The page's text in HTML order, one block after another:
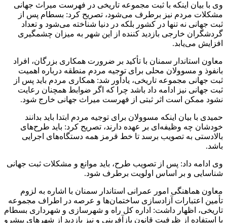
وی با بیان اینکه با ثبت مجموعه تاریخی در فهرست میراث جهانی
مشکلات مردم نیز برطرف می‌شود، تصریح کرد: بسطام پس از
ثبت جهانی نه تنها در کشور بلکه در دنیا شناخته می‌شود و تعداد
گردشگران خارجی بازدید کننده از این شهر به میزان چشمگیری
افزایش می‌یابد.
معاون استاندار سمنان با تأکید بر ضرورت همکاری بزرگان، افراد
بانفوذ و مسوولان محلی برای توجیه مردم منطقه درباره اهمیت
ثبت جهانی مجموعه تاریخی، یادآور شد: همکاری مردم باید پس از
ثبت جهانی نیز ادامه داد باشد چرا که اگر ضوابط همچنان رعایت
نشود ممکن است اثر ثبتی از فهرست میراث جهانی خارج شود.
حمیدی با بیان اینکه مسوولان برای توجیه مردم ابتدا باید بدانند
خودشان چه وظیفه‌ای بر عهده دارند، تصریح کرد: باید طرح‌های
بالادستی به تصویب برسد تا خط قرمز همه دستگاه‌های اجرایی
باشد.
وی ادامه داد: پس از تصویب طرح، باید موانع و مشکلات ثبت جهانی
شناسایی و بر اساس اولویت برطرف شود.
معاون هماهنگی امور عمرانی استاندار سمنان با اشاره به لزوم
تأمین اعتبارات آزادسازی ساختمان‌ها و عرصه در اطراف مجموعه
تاریخی، اظهار داشت: اداره کل راه و شهرسازی و شهرداری بسطام
با استفاده از ظرفیت قانون بازآفرینی و نیز بازدید از شهرهای پیشرو